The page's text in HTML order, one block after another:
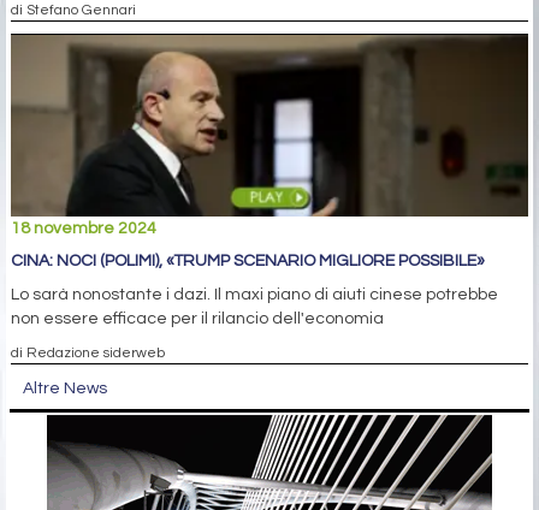
di Stefano Gennari
18 novembre 2024
CINA: NOCI (POLIMI), «TRUMP SCENARIO MIGLIORE POSSIBILE»
Lo sarà nonostante i dazi. Il maxi piano di aiuti cinese potrebbe
non essere efficace per il rilancio dell'economia
di Redazione siderweb
Altre News